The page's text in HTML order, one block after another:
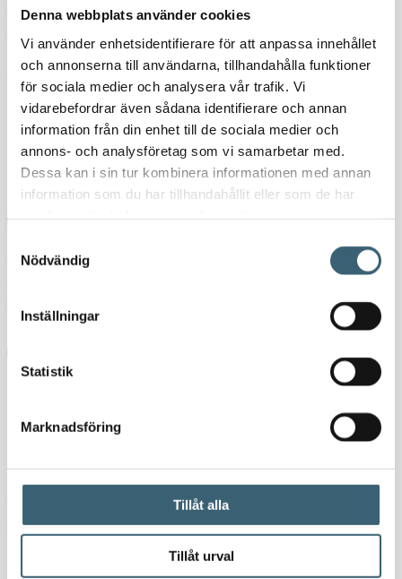
Denna webbplats använder cookies
Vi använder enhetsidentifierare för att anpassa innehållet
och annonserna till användarna, tillhandahålla funktioner
för sociala medier och analysera vår trafik. Vi
vidarebefordrar även sådana identifierare och annan
information från din enhet till de sociala medier och
annons- och analysföretag som vi samarbetar med.
Dessa kan i sin tur kombinera informationen med annan
information som du har tillhandahållit eller som de har
Nödvändig
Inställningar
Statistik
Marknadsföring
Tillåt alla
Tillåt urval
vätskenivån i dina tankar i realtid, definiera bränslepriset och verifiera
det aktuella lagervärdet.
5 176 kr6 470kr
I lager
-
B.SMART Tank Watchdog Add-on Licens mängd
+
Lägg till i varukorg
Artikelnr:2060200199840 AdBluepumpar & tillbehör,
Bsmart,
B.SMART Tank Watchdog Add-on Licens
vätskenivån i dina tankar i realtid, definiera bränslepriset och verifiera
det aktuella lagervärdet.
B.SMART Tank Watchdog är det perfekta tillägget för en fullständig